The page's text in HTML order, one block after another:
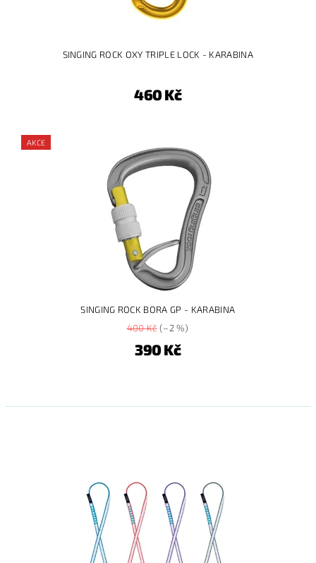
SINGING ROCK OXY TRIPLE LOCK - KARABINA
460 Kč
AKCE
SINGING ROCK BORA GP - KARABINA
400 Kč(–2 %)
390 Kč